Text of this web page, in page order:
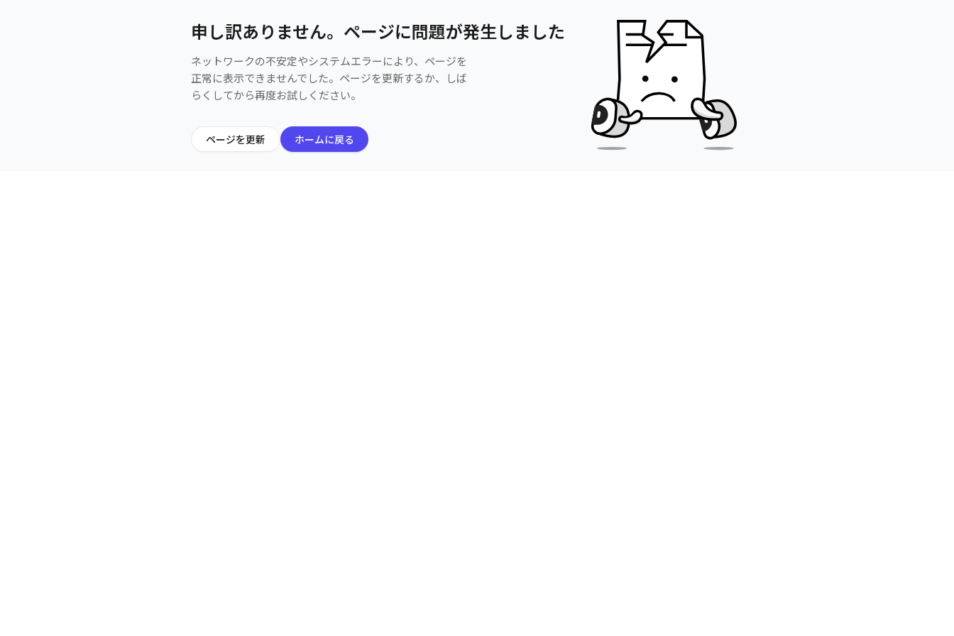
申し訳ありません。ページに問題が発生しました
ネットワークの不安定やシステムエラーにより、ページを
正常に表示できませんでした。ページを更新するか、しば
らくしてから再度お試しください。
ページを更新 ホームに戻る